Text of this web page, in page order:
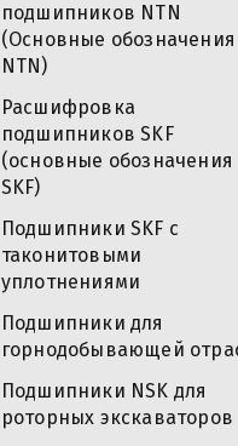
подшипников NTN
(Основные обозначения
NTN)
Расшифровка
подшипников SKF
(основные обозначения
SKF)
Подшипники SKF с
таконитовыми
уплотнениями
Подшипники для
горнодобывающей
Подшипники NSK для
роторных экскаваторов